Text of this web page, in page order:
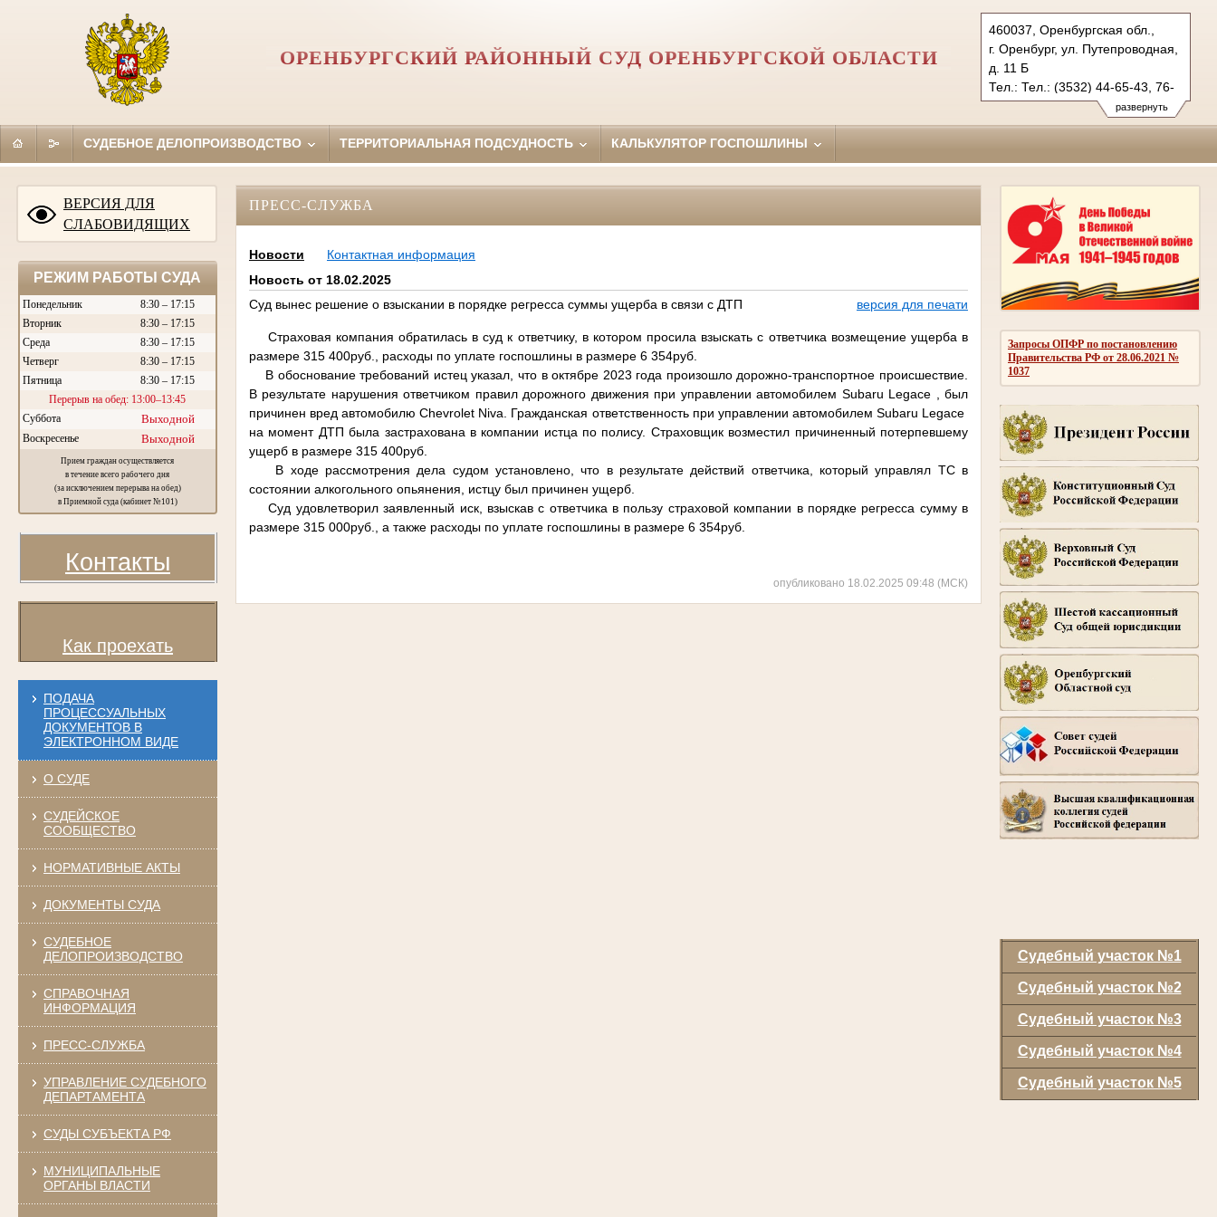
развернуть
460037, Оренбургская обл.,
г. Оренбург, ул. Путепроводная,
д. 11 Б
Тел.: Тел.: (3532) 44-65-43, 76-
13-98
orenburgsky.orb@sudrf.ru
ОРЕНБУРГСКИЙ РАЙОННЫЙ СУД ОРЕНБУРГСКОЙ ОБЛАСТИ
СУДЕБНОЕ ДЕЛОПРОИЗВОДСТВО ТЕРРИТОРИАЛЬНАЯ ПОДСУДНОСТЬ КАЛЬКУЛЯТОР ГОСПОШЛИНЫ
ВЕРСИЯ ДЛЯ
СЛАБОВИДЯЩИХ
РЕЖИМ РАБОТЫ СУДА
Понедельник
8:30 – 17:15
Вторник
8:30 – 17:15
Среда
8:30 – 17:15
Четверг
8:30 – 17:15
Пятница
8:30 – 17:15
Перерыв на обед: 13:00–13:45
Суббота
Выходной
Воскресенье Выходной
Прием граждан осуществляется
в течение всего рабочего дня
(за исключением перерыва на обед)
в Приемной суда (кабинет №101)
Контакты
Как проехать
ПОДАЧА
ПРОЦЕССУАЛЬНЫХ
ДОКУМЕНТОВ В
ЭЛЕКТРОННОМ ВИДЕ
О СУДЕ
СУДЕЙСКОЕ
СООБЩЕСТВО
НОРМАТИВНЫЕ АКТЫ
ДОКУМЕНТЫ СУДА
СУДЕБНОЕ
ДЕЛОПРОИЗВОДСТВО
СПРАВОЧНАЯ
ИНФОРМАЦИЯ
ПРЕСС-СЛУЖБА
УПРАВЛЕНИЕ СУДЕБНОГО
ДЕПАРТАМЕНТА
СУДЫ СУБЪЕКТА РФ
МУНИЦИПАЛЬНЫЕ
ОРГАНЫ ВЛАСТИ
Запросы ОПФР по постановлению
Правительства РФ от 28.06.2021 №
1037
Судебный участок №1
Судебный участок №2
Судебный участок №3
Судебный участок №4
Судебный участок №5
ПРЕСС-СЛУЖБА
Новости
Контактная информация
Новость от 18.02.2025
Суд вынес решение о взыскании в порядке регресса суммы ущерба в связи с ДТП
версия для печати
Страховая компания обратилась в суд к ответчику, в котором просила взыскать с ответчика возмещение ущерба в
размере 315 400руб., расходы по уплате госпошлины в размере 6 354руб.
В обоснование требований истец указал, что в октябре 2023 года произошло дорожно-транспортное происшествие.
В результате нарушения ответчиком правил дорожного движения при управлении автомобилем Subaru Legace , был
причинен вред автомобилю Chevrolet Niva. Гражданская ответственность при управлении автомобилем Subaru Legace
на момент ДТП была застрахована в компании истца по полису. Страховщик возместил причиненный потерпевшему
ущерб в размере 315 400руб.
В ходе рассмотрения дела судом установлено, что в результате действий ответчика, который управлял ТС в
состоянии алкогольного опьянения, истцу был причинен ущерб.
Суд удовлетворил заявленный иск, взыскав с ответчика в пользу страховой компании в порядке регресса сумму в
размере 315 000руб., а также расходы по уплате госпошлины в размере 6 354руб.
опубликовано 18.02.2025 09:48 (МСК)